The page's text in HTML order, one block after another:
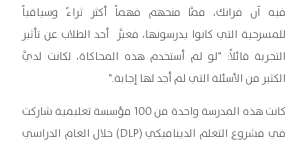
فيه آن فرانك، ممَّا منحهم فهماً أكثر ثراءً وسياقياً
للمسرحية التي كانوا يدرسونها، فعبَّر أحد الطلاب عن تأثير
التجربة قائلاً: "لو لم أستخدم هذه المحاكاة، لكانت لديَّ
الكثير من الأسئلة التي لم أجد لها إجابة."
كانت هذه المدرسة واحدة من 100 مؤسسة تعليمية شاركت
في مشروع التعلم الديناميكي (DLP) خلال العام الدراسي